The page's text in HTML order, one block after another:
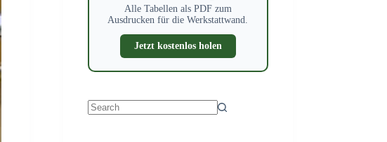
Alle Tabellen als PDF zum
Ausdrucken für die Werkstattwand.
Jetzt kostenlos holen